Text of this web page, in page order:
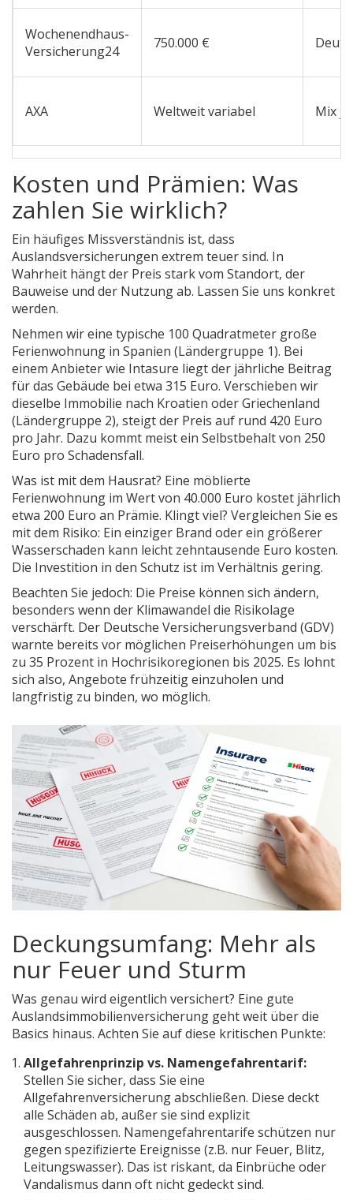
Wochenendhaus-
Versicherung24
750.000 €
AXA Weltweit variabel Mix
Kosten und Prämien: Was
zahlen Sie wirklich?
Ein häufiges Missverständnis ist, dass
Auslandsversicherungen extrem teuer sind. In
Wahrheit hängt der Preis stark vom Standort, der
Bauweise und der Nutzung ab. Lassen Sie uns konkret
werden.
Nehmen wir eine typische 100 Quadratmeter große
Ferienwohnung in Spanien (Ländergruppe 1). Bei
einem Anbieter wie Intasure liegt der jährliche Beitrag
für das Gebäude bei etwa 315 Euro. Verschieben wir
dieselbe Immobilie nach Kroatien oder Griechenland
(Ländergruppe 2), steigt der Preis auf rund 420 Euro
pro Jahr. Dazu kommt meist ein Selbstbehalt von 250
Euro pro Schadensfall.
Was ist mit dem Hausrat? Eine möblierte
Ferienwohnung im Wert von 40.000 Euro kostet jährlich
etwa 200 Euro an Prämie. Klingt viel? Vergleichen Sie es
mit dem Risiko: Ein einziger Brand oder ein größerer
Wasserschaden kann leicht zehntausende Euro kosten.
Die Investition in den Schutz ist im Verhältnis gering.
Beachten Sie jedoch: Die Preise können sich ändern,
besonders wenn der Klimawandel die Risikolage
verschärft. Der Deutsche Versicherungsverband (GDV)
warnte bereits vor möglichen Preiserhöhungen um bis
zu 35 Prozent in Hochrisikoregionen bis 2025. Es lohnt
sich also, Angebote frühzeitig einzuholen und
langfristig zu binden, wo möglich.
Deckungsumfang: Mehr als
nur Feuer und Sturm
Was genau wird eigentlich versichert? Eine gute
Auslandsimmobilienversicherung geht weit über die
Basics hinaus. Achten Sie auf diese kritischen Punkte:
Allgefahrenprinzip vs. Namengefahrentarif:
Stellen Sie sicher, dass Sie eine
Allgefahrenversicherung abschließen. Diese deckt
alle Schäden ab, außer sie sind explizit
ausgeschlossen. Namengefahrentarife schützen nur
gegen spezifizierte Ereignisse (z.B. nur Feuer, Blitz,
Leitungswasser). Das ist riskant, da Einbrüche oder
Vandalismus dann oft nicht gedeckt sind.